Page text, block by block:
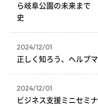
ら岐阜公園の未来まで
史
2024/12/01
正しく知ろう、ヘルプ
2024/12/01
ビジネス支援ミニセミ